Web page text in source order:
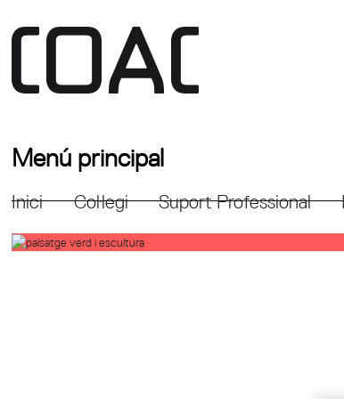
Menú principal
Inici Col·legi Suport Professional